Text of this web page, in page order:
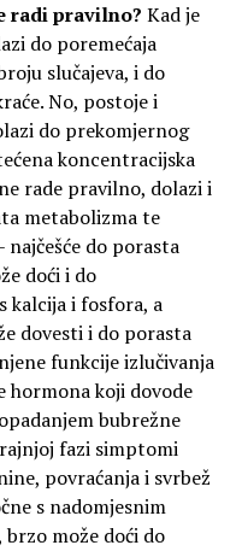
radi pravilno? Kad je
do poremećaja
slučajeva, i do
No, postoje i
do prekomjernog
koncentracijska
rade pravilno, dolazi i
metabolizma te
do porasta
doći i do
kalcija i fosfora, a
dovesti i do porasta
funkcije izlučivanja
hormona koji dovode
bubrežne
fazi simptomi
povraćanja i svrbež
s nadomjesnim
može doći do